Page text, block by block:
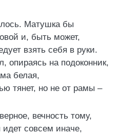
Матушка бы
и, быть может,
взять себя в руки.
опираясь на подоконник,
белая,
тянет, но не от рамы –
вечность тому,
идет совсем иначе,